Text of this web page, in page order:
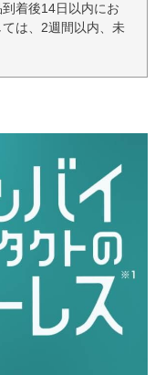
着後14日以内にお
は、2週間以内、未